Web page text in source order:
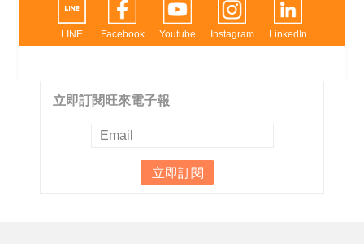
LINE Facebook Youtube Instagram LinkedIn
立即訂閱旺來電子報